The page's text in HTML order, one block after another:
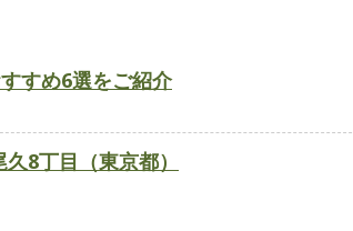
すめ6選をご紹介
8丁目（東京都）